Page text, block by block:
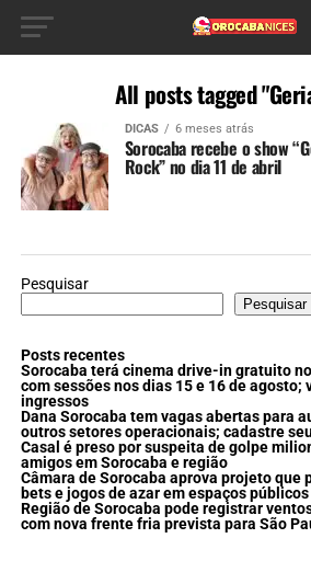
All posts tagged
DICAS 6 meses atrás
Sorocaba recebe o show
Rock” no dia 11 de abril
Pesquisar
Pesquisar
Posts recentes
Sorocaba terá cinema drive-in gratuito
com sessões nos dias 15 e 16 de agosto;
ingressos
Dana Sorocaba tem vagas abertas para
outros setores operacionais; cadastre
Casal é preso por suspeita de golpe
amigos em Sorocaba e região
Câmara de Sorocaba aprova projeto que
bets e jogos de azar em espaços públicos
Região de Sorocaba pode registrar
com nova frente fria prevista para São